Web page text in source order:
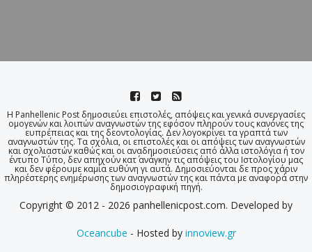
Η Panhellenic Post δημοσιεύει επιστολές, απόψεις και γενικά συνεργασίες
ομογενών και λοιπών αναγνωστών της εφόσον πληρούν τους κανόνες της
ευπρέπειας και της δεοντολογίας. Δεν λογοκρίνει τα γραπτά των
αναγνωστών της. Τα σχόλια, οι επιστολές και οι απόψεις των αναγνωστών
και σχολιαστών καθώς και οι αναδημοσιεύσεις από άλλα ιστολόγια ή τον
έντυπο Τύπο, δεν απηχούν κατ΄ ανάγκην τις απόψεις του Ιστολογίου μας
και δεν φέρουμε καμία ευθύνη γι αυτά. Δημοσιεύονται δε προς χάριν
πληρέστερης ενημέρωσης των αναγνωστών της και πάντα με αναφορά στην
δημοσιογραφική πηγή.
Copyright © 2012 - 2026 panhellenicpost.com. Developed by
Oceancube - Hosted by innoview.gr